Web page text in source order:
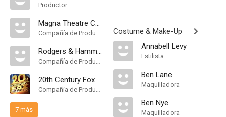
Productor
Magna Theatre Corporation
Compañía de Produccion
Rodgers & Hammerstein Productions
Compañía de Produccion
20th Century Fox
Compañía de Produccion
7 más
Costume & Make-Up
Annabell Levy
Estilista
Ben Lane
Maquilladora
Ben Nye
Maquilladora